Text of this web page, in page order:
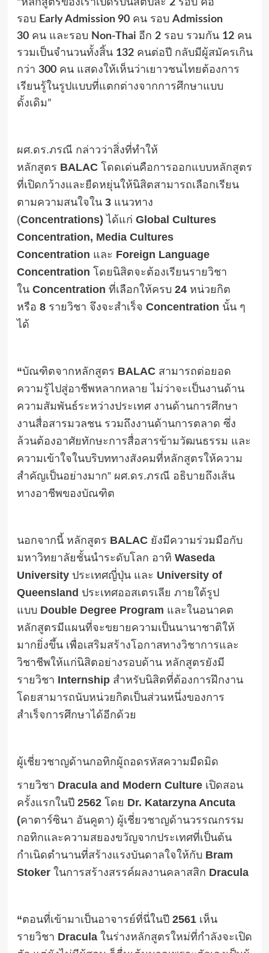
“หลักสูตรของเราเปิดรับนิสิตปีละ 2 รอบ คือ
รอบ Early Admission 90 คน รอบ Admission
30 คน และรอบ Non-Thai อีก 2 รอบ รวมกัน 12 คน
รวมเป็นจำนวนทั้งสิ้น 132 คนต่อปี กลับมีผู้สมัครเกิน
กว่า 300 คน แสดงให้เห็นว่าเยาวชนไทยต้องการ
เรียนรู้ในรูปแบบที่แตกต่างจากการศึกษาแบบ
ดั้งเดิม”
ผศ.ดร.ภรณี กล่าวว่าสิ่งที่ทำให้
หลักสูตร BALAC โดดเด่นคือการออกแบบหลักสูตร
ที่เปิดกว้างและยืดหยุ่นให้นิสิตสามารถเลือกเรียน
ตามความสนใจใน 3 แนวทาง
(Concentrations)ได้แก่ Global Cultures
Concentration, Media Cultures
Concentration และ Foreign Language
Concentration โดยนิสิตจะต้องเรียนรายวิชา
ใน Concentration ที่เลือกให้ครบ 24 หน่วยกิต
หรือ 8 รายวิชา จึงจะสำเร็จ Concentration นั้น ๆ
ได้
“บัณฑิตจากหลักสูตร BALAC สามารถต่อยอด
ความรู้ไปสู่อาชีพหลากหลาย ไม่ว่าจะเป็นงานด้าน
ความสัมพันธ์ระหว่างประเทศ งานด้านการศึกษา
งานสื่อสารมวลชน รวมถึงงานด้านการตลาด ซึ่ง
ล้วนต้องอาศัยทักษะการสื่อสารข้ามวัฒนธรรม และ
ความเข้าใจในบริบททางสังคมที่หลักสูตรให้ความ
สำคัญเป็นอย่างมาก” ผศ.ดร.ภรณี อธิบายถึงเส้น
ทางอาชีพของบัณฑิต
นอกจากนี้ หลักสูตร BALAC ยังมีความร่วมมือกับ
มหาวิทยาลัยชั้นนำระดับโลก อาทิ Waseda
University ประเทศญี่ปุ่น และ University of
Queensland ประเทศออสเตรเลีย ภายใต้รูป
แบบ Double Degree Program และในอนาคต
หลักสูตรมีแผนที่จะขยายความเป็นนานาชาติให้
มากยิ่งขึ้น เพื่อเสริมสร้างโอกาสทางวิชาการและ
วิชาชีพให้แก่นิสิตอย่างรอบด้าน หลักสูตรยังมี
รายวิชา Internship สำหรับนิสิตที่ต้องการฝึกงาน
โดยสามารถนับหน่วยกิตเป็นส่วนหนึ่งของการ
สำเร็จการศึกษาได้อีกด้วย
ผู้เชี่ยวชาญด้านกอทิกผู้ถอดรหัสความมืดมิด
รายวิชา Dracula and Modern Culture เปิดสอน
ครั้งแรกในปี 2562 โดย Dr. Katarzyna Ancuta
(คาตาร์ซินา อันคูตา) ผู้เชี่ยวชาญด้านวรรณกรรม
กอทิกและความสยองขวัญจากประเทศที่เป็นต้น
กำเนิดตำนานที่สร้างแรงบันดาลใจให้กับ Bram
Stoker ในการสร้างสรรค์ผลงานคลาสสิก Dracula
“ตอนที่เข้ามาเป็นอาจารย์ที่นี่ในปี 2561 เห็น
รายวิชา Dracula ในร่างหลักสูตรใหม่ที่กำลังจะเปิด